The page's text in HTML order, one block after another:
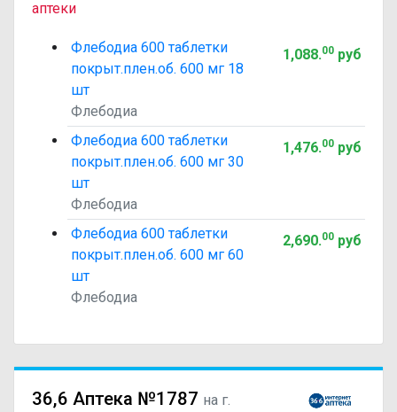
аптеки
Флебодиа 600 таблетки
покрыт.плен.об. 600 мг 18
шт
Флебодиа
1,088.00руб
Флебодиа 600 таблетки
покрыт.плен.об. 600 мг 30
шт
Флебодиа
1,476.00руб
Флебодиа 600 таблетки
покрыт.плен.об. 600 мг 60
шт
Флебодиа
2,690.00руб
36,6 Аптека №1787 на г.